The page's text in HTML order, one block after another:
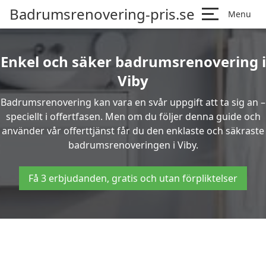
Badrumsrenovering-pris.se Menu
Enkel och säker badrumsrenovering i
Viby
Badrumsrenovering kan vara en svår uppgift att ta sig an –
speciellt i offertfasen. Men om du följer denna guide och
använder vår offerttjänst får du den enklaste och säkraste
badrumsrenoveringen i Viby.
Få 3 erbjudanden, gratis och utan förpliktelser